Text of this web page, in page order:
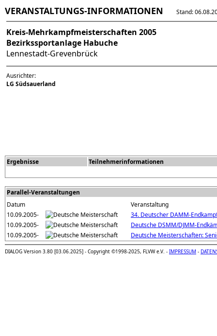
VERANSTALTUNGS-INFORMATIONEN Stand:
Kreis-Mehrkampfmeisterschaften 2005
Bezirkssportanlage Habuche
Lennestadt-Grevenbrück
Ausrichter:
LG Südsauerland
Ergebnisse Teilnehmerinformationen
Parallel-Veranstaltungen
Datum
Veranstaltung
10.09.2005-
34. Deutscher DAMM-
10.09.2005-
Deutsche DSMM/DJMM-
10.09.2005-
Deutsche Meisterschaften:
DIALOG Version 3.80 [03.06.2025] - Copyright ©1998-2025, FLVW e.V. - IMPRESSUM -